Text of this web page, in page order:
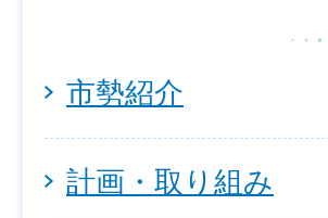
市勢紹介
計画・取り組み